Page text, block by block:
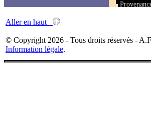
Aller en haut
© Copyright 2026 - Tous droits réservés -
Information légale.